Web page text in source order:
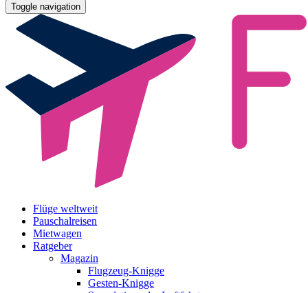
Toggle navigation
Flüge weltweit
Pauschalreisen
Mietwagen
Ratgeber
Magazin
Flugzeug-Knigge
Gesten-Knigge